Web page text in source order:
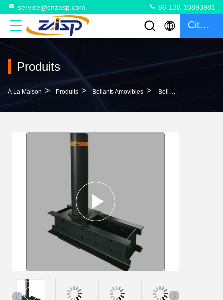
service@cnzasp.com 86-138-10893981
Citation
Produits
À La Maison > Produits > Bollants Amovibles > Bollards Rétractables En Acier Q235 Pour Une Installation Simple